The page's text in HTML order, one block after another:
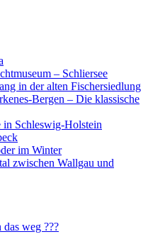
– Schliersee
in der alten Fischersiedlung
Bergen – Die klassische
in Schleswig-Holstein
im Winter
zwischen Wallgau und
weg ???